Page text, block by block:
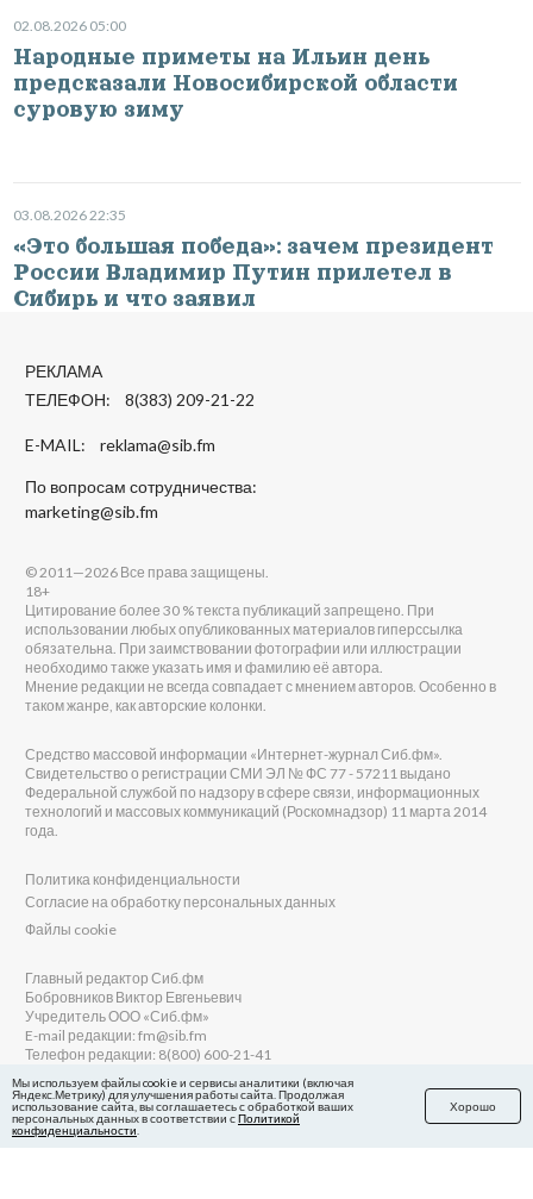
02.08.2026 05:00
Народные приметы на Ильин день
предсказали Новосибирской области
суровую зиму
03.08.2026 22:35
«Это большая победа»: зачем президент
России Владимир Путин прилетел в
Сибирь и что заявил
РЕКЛАМА
ТЕЛЕФОН: 8(383) 209-21-22
E-MAIL: reklama@sib.fm
По вопросам сотрудничества:
marketing@sib.fm
© 2011—2026 Все права защищены.
18+
Цитирование более 30 % текста публикаций запрещено. При
использовании любых опубликованных материалов гиперссылка
обязательна. При заимствовании фотографии или иллюстрации
необходимо также указать имя и фамилию её автора.
Мнение редакции не всегда совпадает с мнением авторов. Особенно в
таком жанре, как авторские колонки.
Средство массовой информации «Интернет-журнал Сиб.фм».
Свидетельство о регистрации СМИ ЭЛ № ФС 77 - 57211 выдано
Федеральной службой по надзору в сфере связи, информационных
технологий и массовых коммуникаций (Роскомнадзор) 11 марта 2014
года.
Политика конфиденциальности
Согласие на обработку персональных данных
Файлы cookie
Главный редактор Сиб.фм
Бобровников Виктор Евгеньевич
Учредитель ООО «Сиб.фм»
E-mail редакции: fm@sib.fm
Телефон редакции: 8(800) 600-21-41
Сайт разработан и поддерживается Технодзен
Мы используем файлы cookie и сервисы аналитики (включая
Яндекс.Метрику) для улучшения работы сайта. Продолжая
использование сайта, вы соглашаетесь с обработкой ваших
персональных данных в соответствии сПолитикой
конфиденциальности
Хорошо